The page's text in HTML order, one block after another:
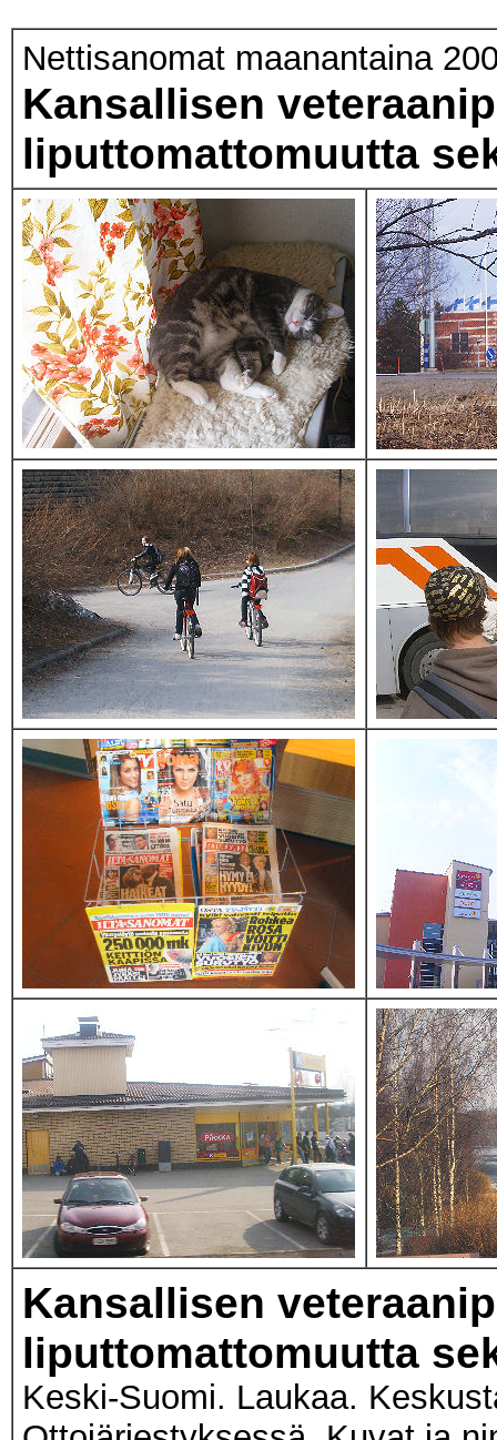
Nettisanomat maanantaina
Kansallisen
liputtomattomuutta
Kansallisen
liputtomattomuutta
Keski-Suomi. Laukaa.